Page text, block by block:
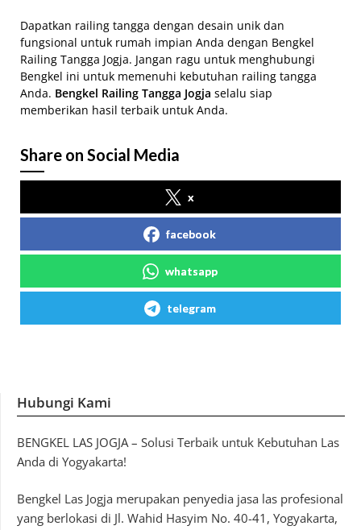
Dapatkan railing tangga dengan desain unik dan
fungsional untuk rumah impian Anda dengan Bengkel
Railing Tangga Jogja. Jangan ragu untuk menghubungi
Bengkel ini untuk memenuhi kebutuhan railing tangga
Anda. Bengkel Railing Tangga Jogja selalu siap
memberikan hasil terbaik untuk Anda.
Share on Social Media
x
facebook
whatsapp
telegram
Hubungi Kami
BENGKEL LAS JOGJA – Solusi Terbaik untuk Kebutuhan Las
Anda di Yogyakarta!
Bengkel Las Jogja merupakan penyedia jasa las profesional
yang berlokasi di Jl. Wahid Hasyim No. 40-41, Yogyakarta,